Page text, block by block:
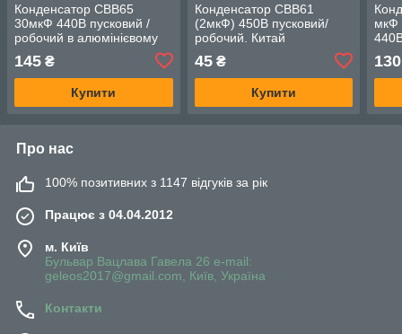
Конденсатор CBB65
30мкФ 440В пусковий /
робочий в алюмінієвому
145 ₴
Купити
Конденсатор CBB61
(2мкФ) 450В пусковий/
робочий. Китай
45₴
Купити
мкФ
130
Про нас
100% позитивних з 1147 відгуків за рік
Працює з 04.04.2012
м. Київ
Бульвар Вацлава Гавела 26 e-mail:
geleos2017@gmail.com, Київ, Україна
Контакти